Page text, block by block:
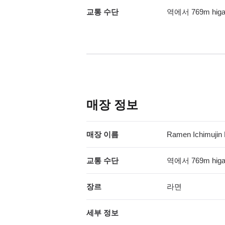
교통 수단 역에서 769m
매장 정보
매장 이름 Ramen Ichimujin
교통 수단 역에서 769m
장르 라면
세부 정보